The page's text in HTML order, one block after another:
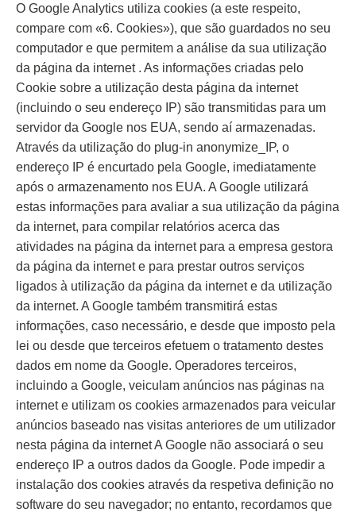
O Google Analytics utiliza cookies (a este respeito,
compare com «6. Cookies»), que são guardados no seu
computador e que permitem a análise da sua utilização
da página da internet . As informações criadas pelo
Cookie sobre a utilização desta página da internet
(incluindo o seu endereço IP) são transmitidas para um
servidor da Google nos EUA, sendo aí armazenadas.
Através da utilização do plug-in anonymize_IP, o
endereço IP é encurtado pela Google, imediatamente
após o armazenamento nos EUA. A Google utilizará
estas informações para avaliar a sua utilização da página
da internet, para compilar relatórios acerca das
atividades na página da internet para a empresa gestora
da página da internet e para prestar outros serviços
ligados à utilização da página da internet e da utilização
da internet. A Google também transmitirá estas
informações, caso necessário, e desde que imposto pela
lei ou desde que terceiros efetuem o tratamento destes
dados em nome da Google. Operadores terceiros,
incluindo a Google, veiculam anúncios nas páginas na
internet e utilizam os cookies armazenados para veicular
anúncios baseado nas visitas anteriores de um utilizador
nesta página da internet A Google não associará o seu
endereço IP a outros dados da Google. Pode impedir a
instalação dos cookies através da respetiva definição no
software do seu navegador; no entanto, recordamos que